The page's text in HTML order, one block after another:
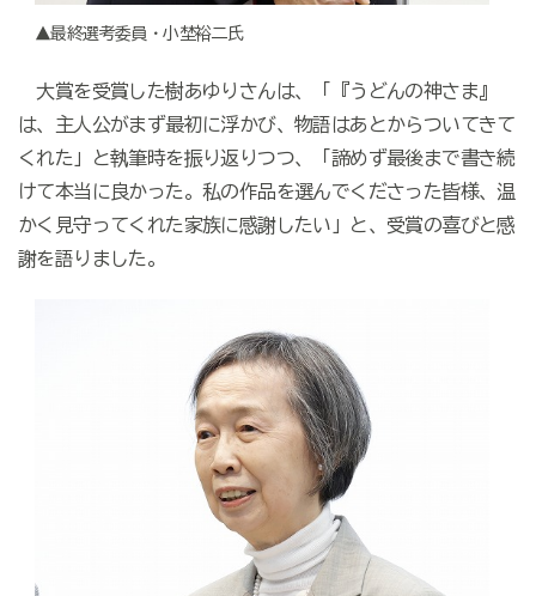
▲最終選考委員・小埜裕二氏
大賞を受賞した樹あゆりさんは、「『うどんの神さま』
は、主人公がまず最初に浮かび、物語はあとからついてきて
くれた」と執筆時を振り返りつつ、「諦めず最後まで書き続
けて本当に良かった。私の作品を選んでくださった皆様、温
かく見守ってくれた家族に感謝したい」と、受賞の喜びと感
謝を語りました。